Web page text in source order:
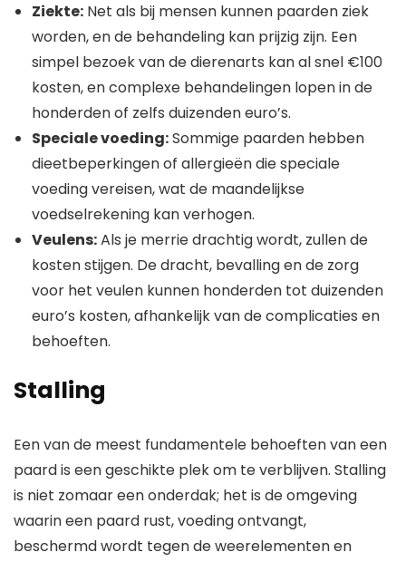
Ziekte: Net als bij mensen kunnen paarden ziek
worden, en de behandeling kan prijzig zijn. Een
simpel bezoek van de dierenarts kan al snel €100
kosten, en complexe behandelingen lopen in de
honderden of zelfs duizenden euro’s.
Speciale voeding:Sommige paarden hebben
dieetbeperkingen of allergieën die speciale
voeding vereisen, wat de maandelijkse
voedselrekening kan verhogen.
Veulens:Als je merrie drachtig wordt, zullen de
kosten stijgen. De dracht, bevalling en de zorg
voor het veulen kunnen honderden tot duizenden
euro’s kosten, afhankelijk van de complicaties en
behoeften.
Stalling
Een van de meest fundamentele behoeften van een
paard is een geschikte plek om te verblijven. Stalling
is niet zomaar een onderdak; het is de omgeving
waarin een paard rust, voeding ontvangt,
beschermd wordt tegen de weerelementen en